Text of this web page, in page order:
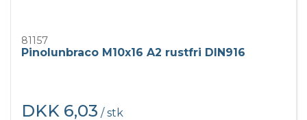
81157
Pinolunbraco M10x16 A2 rustfri DIN916
DKK 6,03 / stk